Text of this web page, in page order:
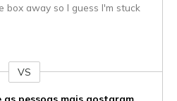
box away so I guess I'm stuck
VS
pessoas mais gostaram